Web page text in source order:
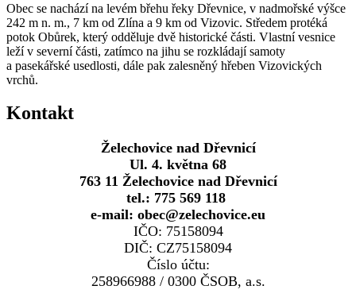
Obec se nachází na levém břehu řeky Dřevnice, v nadmořské výšce
242 m n. m., 7 km od Zlína a 9 km od Vizovic. Středem protéká
potok Obůrek, který odděluje dvě historické části. Vlastní vesnice
leží v severní části, zatímco na jihu se rozkládají samoty
a pasekářské usedlosti, dále pak zalesněný hřeben Vizovických
vrchů.
Kontakt
Želechovice nad Dřevnicí
Ul. 4. května 68
763 11 Želechovice nad Dřevnicí
tel.: 775 569 118
e-mail: obec@zelechovice.eu
IČO: 75158094
DIČ: CZ75158094
Číslo účtu:
258966988 / 0300 ČSOB, a.s.